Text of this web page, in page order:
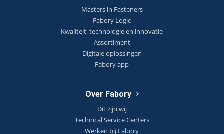
Masters in Fasteners
Fabory Logic
Kwaliteit, technologie en innovatie
Assortiment
Digitale oplossingen
Fabory app
Over Fabory
Dit zijn wij
Technical Service Centers
Werken bij Fabory